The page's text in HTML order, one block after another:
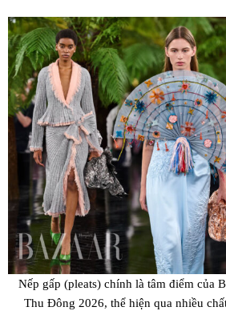
Nếp gấp (pleats) chính là tâm điểm của
Thu Đông 2026, thể hiện qua nhiều